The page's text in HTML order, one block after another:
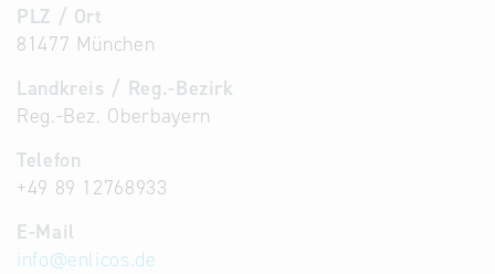
PLZ / Ort
81477 München
Landkreis / Reg.-Bezirk
Reg.-Bez. Oberbayern
Telefon
+49 89 12768933
E-Mail
info@enlicos.de